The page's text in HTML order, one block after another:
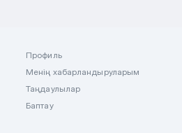
Профиль
Менің хабарландыруларым
Таңдаулылар
Баптау